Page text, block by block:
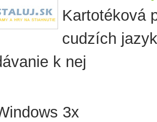
Kartotéková
cudzích
k nej
3x